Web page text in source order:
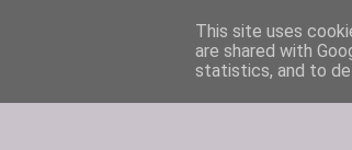
This site uses
are shared with
statistics, and to